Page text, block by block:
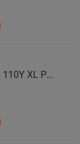
COMFORSER Автошина 275/45 ZR21 110Y XL PURESPEED лето